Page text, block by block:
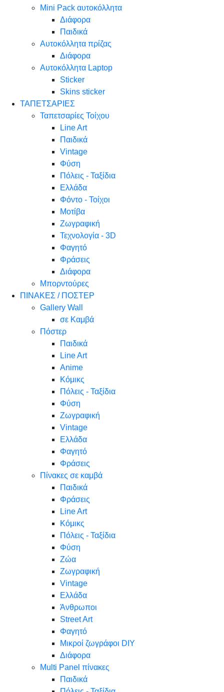
Mini Pack αυτοκόλλητα
Διάφορα
Παιδικά
Αυτοκόλλητα πρίζας
Διάφορα
Αυτοκόλλητα Laptop
Sticker
Skins sticker
ΤΑΠΕΤΣΑΡΙΕΣ
Ταπετσαρίες Τοίχου
Line Art
Παιδικά
Vintage
Φύση
Πόλεις - Ταξίδια
Ελλάδα
Φόντο - Τοίχοι
Μοτίβα
Ζωγραφική
Τεχνολογία - 3D
Φαγητό
Φράσεις
Διάφορα
Μπορντούρες
ΠΙΝΑΚΕΣ / ΠΟΣΤΕΡ
Gallery Wall
σε Καμβά
Πόστερ
Παιδικά
Line Art
Anime
Κόμικς
Πόλεις - Ταξίδια
Φύση
Ζωγραφική
Vintage
Ελλάδα
Φαγητό
Φράσεις
Πίνακες σε καμβά
Παιδικά
Φράσεις
Line Art
Κόμικς
Πόλεις - Ταξίδια
Φύση
Ζώα
Ζωγραφική
Vintage
Ελλάδα
Άνθρωποι
Street Art
Φαγητό
Μικροί ζωγράφοι DIY
Διάφορα
Multi Panel πίνακες
Παιδικά